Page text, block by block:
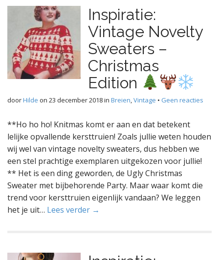
Inspiratie:
Vintage Novelty
Sweaters –
Christmas
Edition
doorHilde on 23 december 2018in Breien,Vintage • Geen reacties
**Ho ho ho! Knitmas komt er aan en dat betekent
lelijke opvallende kersttruien! Zoals jullie weten houden
wij wel van vintage novelty sweaters, dus hebben we
een stel prachtige exemplaren uitgekozen voor jullie!
** Het is een ding geworden, de Ugly Christmas
Sweater met bijbehorende Party. Maar waar komt die
trend voor kersttruien eigenlijk vandaan? We leggen
het je uit… Lees verder →